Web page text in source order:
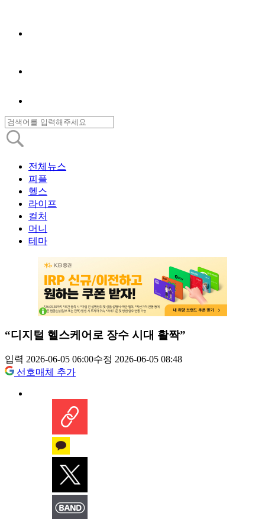
전체뉴스
피플
헬스
라이프
컬처
머니
테마
“디지털 헬스케어로 장수 시대 활짝”
입력 2026-06-05 06:00수정 2026-06-05 08:48
선호매체 추가